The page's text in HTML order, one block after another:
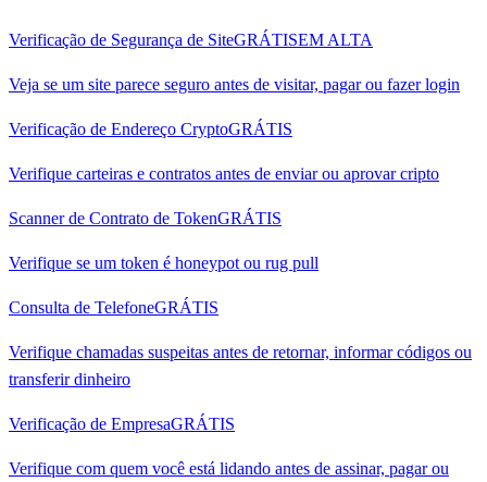
Verificação de Segurança de SiteGRÁTISEM ALTA
Veja se um site parece seguro antes de visitar, pagar ou fazer login
Verificação de Endereço CryptoGRÁTIS
Verifique carteiras e contratos antes de enviar ou aprovar cripto
Scanner de Contrato de TokenGRÁTIS
Verifique se um token é honeypot ou rug pull
Consulta de TelefoneGRÁTIS
Verifique chamadas suspeitas antes de retornar, informar códigos ou
transferir dinheiro
Verificação de EmpresaGRÁTIS
Verifique com quem você está lidando antes de assinar, pagar ou